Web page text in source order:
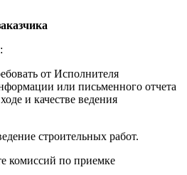
от Исполнителя
или письменного отчета
и качестве ведения
строительных работ.
комиссий по приемке